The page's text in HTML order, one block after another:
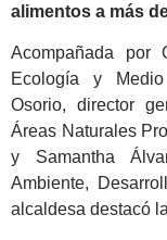
alimentos a más
Acompañada por
Ecología y
Osorio, director
Áreas Naturales
y Samantha
Ambiente,
alcaldesa destacó